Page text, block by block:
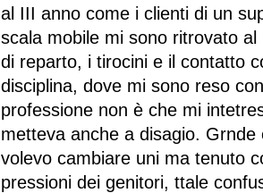
al III anno come i clienti di un
scala mobile mi sono ritrovato
di reparto, i tirocini e il contatto
disciplina, dove mi sono reso
professione non è che mi
metteva anche a disagio.
volevo cambiare uni ma tenuto
pressioni dei genitori, ttale